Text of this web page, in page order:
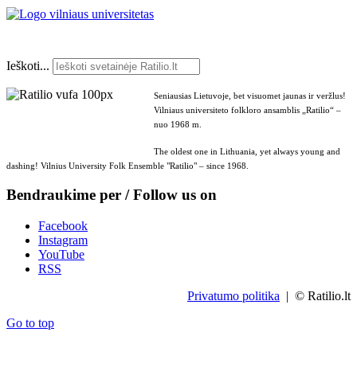
Ieškoti...
Seniausias Lietuvoje, bet visuomet jaunas ir veržlus!
Vilniaus universiteto folkloro ansamblis „Ratilio“ –
nuo 1968 m.
The oldest one in Lithuania, yet always young and
dashing! Vilnius University Folk Ensemble "Ratilio" – since 1968.
Bendraukime per / Follow us on
Facebook
Instagram
YouTube
RSS
Privatumo politika | © Ratilio.lt
Go to top